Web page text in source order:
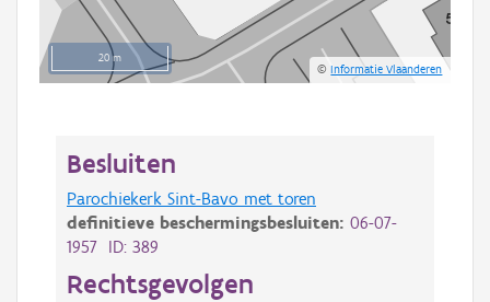
20 m
©Informatie Vlaanderen
Besluiten
Parochiekerk Sint-Bavo met toren
definitieve beschermingsbesluiten: 06-07-
1957 ID: 389
Rechtsgevolgen